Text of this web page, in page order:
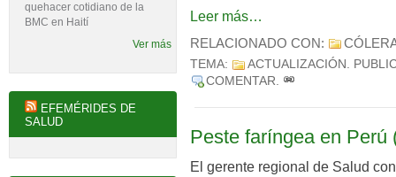
Leer más…
RELACIONADO CON:
TEMA: ACTUALIZACIÓN .
COMENTAR.
Peste faríngea en Perú
El gerente regional de Salud
quehacer cotidiano de la
BMC en Haití
Ver más
EFEMÉRIDES DE
SALUD